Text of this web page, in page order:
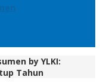
by YLKI:
Tahun